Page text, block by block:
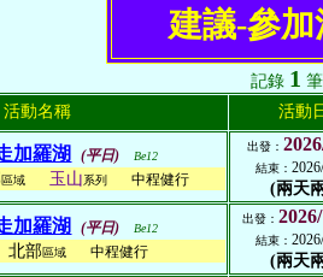
建議-參
記錄 1
活動名稱 活動
加羅湖 (平日) Be12
區域 玉山系列 中程健行
出發：
結束：
(兩天
加羅湖 (平日) Be12
北部區域 中程健行
出發：
結束：
(兩天